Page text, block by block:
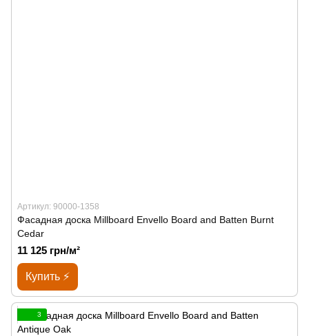
Артикул: 90000-1358
Фасадная доска Millboard Envello Board and Batten Burnt
Cedar
11 125 грн/м²
Купить ⚡
3